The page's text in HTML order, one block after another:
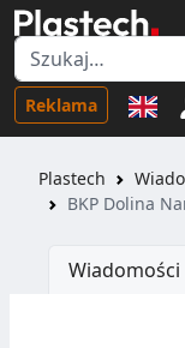
Reklama
Plastech
BKP Dolina
Wiadomości